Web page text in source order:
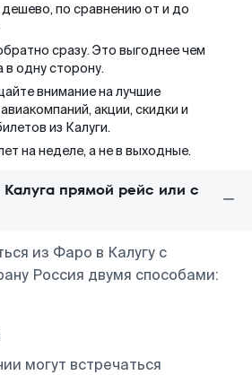
по сравнению от и до
сразу. Это выгоднее чем
одну сторону.
внимание на лучшие
акции, скидки и
из Калуги.
на неделе, а не в выходные.
прямой рейс или с
из Фаро в Калугу с
Россия двумя способами:
могут встречаться